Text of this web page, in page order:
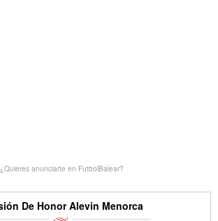
¿Quieres anunciarte en FutbolBalear?
De Honor Alevin Menorca